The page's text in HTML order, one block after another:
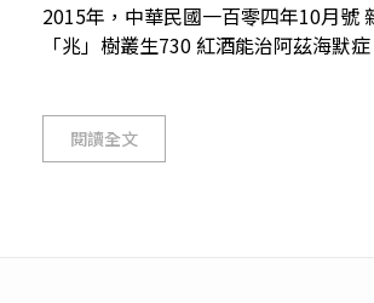
2015年，中華民國一百零四年10月號
「兆」樹叢生730 紅酒能治阿茲海默
閱讀全文